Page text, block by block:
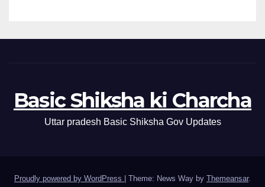
Basic Shiksha ki Charcha
Uttar pradesh Basic Shiksha Gov Updates
Proudly powered by WordPress | Theme: News Way by Themeansar.